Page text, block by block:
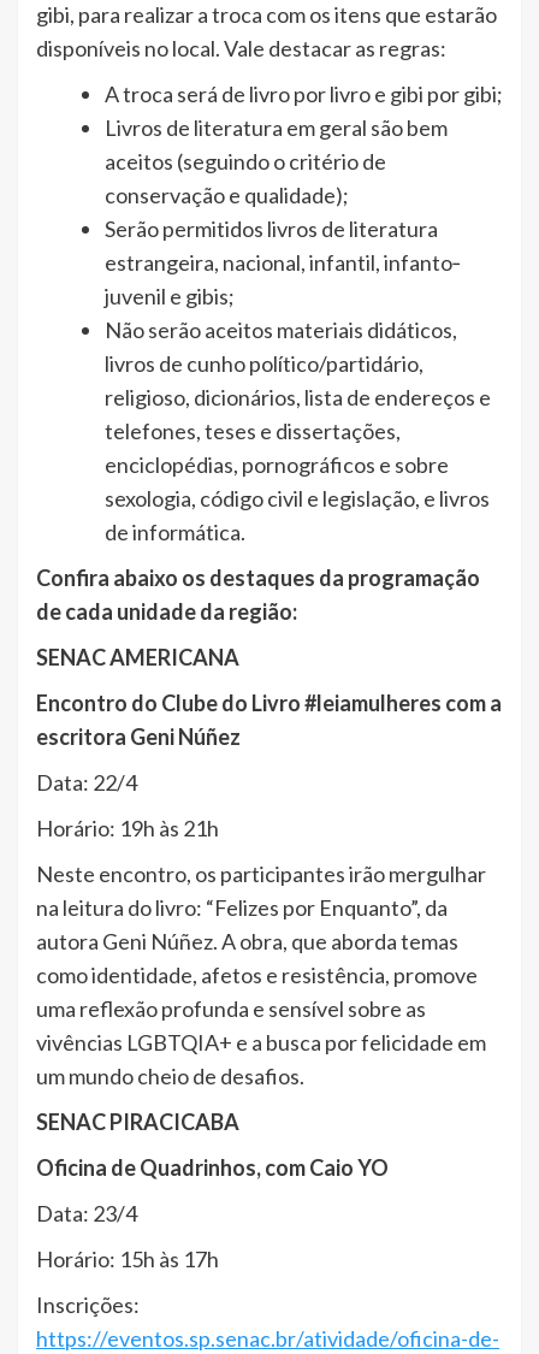
gibi, para realizar a troca com os itens que estarão
disponíveis no local. Vale destacar as regras:
A troca será de livro por livro e gibi por gibi;
Livros de literatura em geral são bem
aceitos (seguindo o critério de
conservação e qualidade);
Serão permitidos livros de literatura
estrangeira, nacional, infantil, infanto‐
juvenil e gibis;
Não serão aceitos materiais didáticos,
livros de cunho político/partidário,
religioso, dicionários, lista de endereços e
telefones, teses e dissertações,
enciclopédias, pornográficos e sobre
sexologia, código civil e legislação, e livros
de informática.
Confira abaixo os destaques da programação
de cada unidade da região:
SENAC AMERICANA
Encontro do Clube do Livro #leiamulheres com a
escritora Geni Núñez
Data: 22/4
Horário: 19h às 21h
Neste encontro, os participantes irão mergulhar
na leitura do livro: “Felizes por Enquanto”, da
autora Geni Núñez. A obra, que aborda temas
como identidade, afetos e resistência, promove
uma reflexão profunda e sensível sobre as
vivências LGBTQIA+ e a busca por felicidade em
um mundo cheio de desafios.
SENAC PIRACICABA
Oficina de Quadrinhos, com Caio YO
Data: 23/4
Horário: 15h às 17h
Inscrições:
https://eventos.sp.senac.br/atividade/oficina-de-